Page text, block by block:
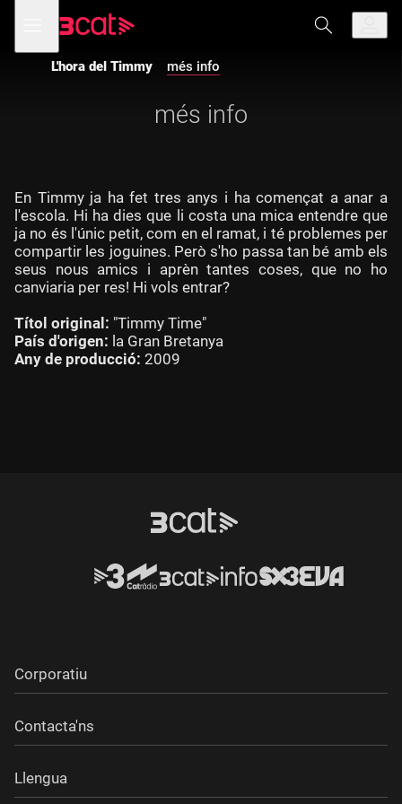
navegació
principal
menú
de
L'hora del Timmy més info
més info
En Timmy ja ha fet tres anys i ha començat a anar a
l'escola. Hi ha dies que li costa una mica entendre que
ja no és l'únic petit, com en el ramat, i té problemes per
compartir les joguines. Però s'ho passa tan bé amb els
seus nous amics i aprèn tantes coses, que no ho
canviaria per res! Hi vols entrar?
Títol original: "Timmy Time"
País d'origen: la Gran Bretanya
Any de producció: 2009
Corporatiu
Contacta'ns
Llengua